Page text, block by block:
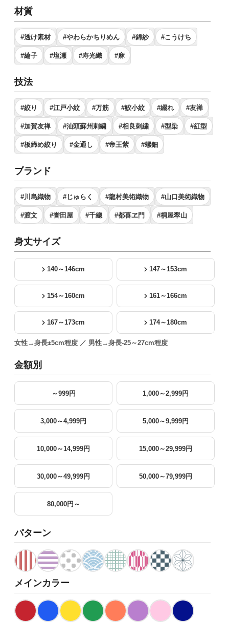
材質
#透け素材 #やわらかちりめん #錦紗 #こうけち
#綸子 #塩瀬 #寿光織 #麻
技法
#絞り #江戸小紋 #万筋 #鮫小紋 #綴れ #友禅
#加賀友禅 #汕頭蘇州刺繍 #相良刺繍 #型染 #紅型
#板締め絞り #金通し #帝王紫 #螺鈿
ブランド
#川島織物 #じゅらく #龍村美術織物 #山口美術織物
#渡文 #誉田屋 #千總 #都喜ヱ門 #桐屋翠山
身丈サイズ
140～146cm 147～153cm
154～160cm 161～166cm
167～173cm 174～180cm
女性→身長±5cm程度 ／ 男性→身長-25～27cm程度
金額別
～999円 1,000～2,999円
3,000～4,999円 5,000～9,999円
10,000～14,999円 15,000～29,999円
30,000～49,999円 50,000～79,999円
80,000円～
パターン
メインカラー